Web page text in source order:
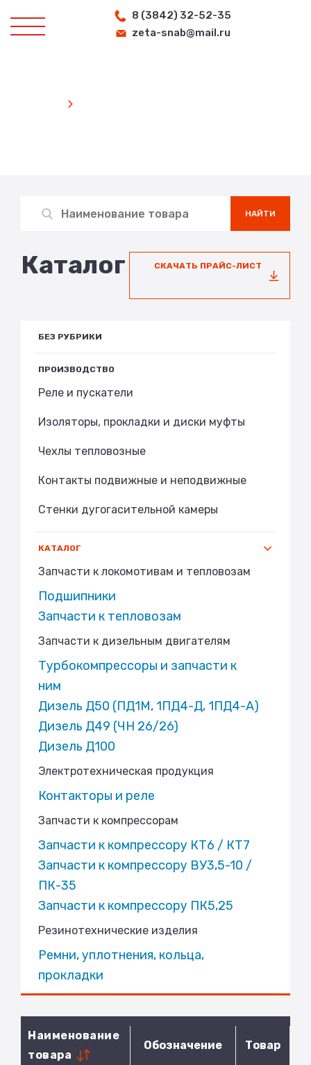
8 (3842) 32-52-35
zeta-snab@mail.ru
НАЙТИ
Каталог СКАЧАТЬ ПРАЙС-ЛИСТ
БЕЗ РУБРИКИ
ПРОИЗВОДСТВО
Реле и пускатели
Изоляторы, прокладки и диски муфты
Чехлы тепловозные
Контакты подвижные и неподвижные
Стенки дугогасительной камеры
КАТАЛОГ
Запчасти к локомотивам и тепловозам
Подшипники
Запчасти к тепловозам
Запчасти к дизельным двигателям
Турбокомпрессоры и запчасти к
ним
Дизель Д50 (ПД1М, 1ПД4-Д, 1ПД4-А)
Дизель Д49 (ЧН 26/26)
Дизель Д100
Электротехническая продукция
Контакторы и реле
Запчасти к компрессорам
Запчасти к компрессору КТ6 / КТ7
Запчасти к компрессору ВУ3,5-10 /
ПК-35
Запчасти к компрессору ПК5,25
Резинотехнические изделия
Ремни, уплотнения, кольца,
прокладки
Наименование
товара
Обозначение Товар